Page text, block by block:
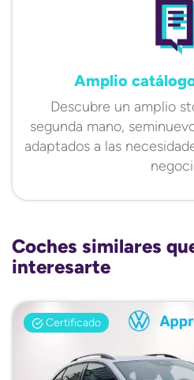
Amplio
Descubre un amplio
segunda mano,
adaptados a las
Coches similares
interesarte
Certificado